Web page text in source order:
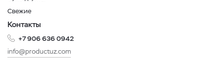
Свежие
Контакты
+7 906 636 0942
info@productuz.com